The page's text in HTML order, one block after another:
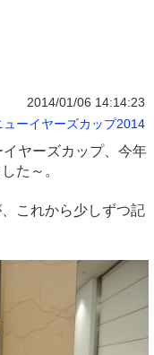
2014/01/06 14:14:23
ューイヤーズカップ2014
ヤーズカップ、今年
た～。
これから少しずつ記